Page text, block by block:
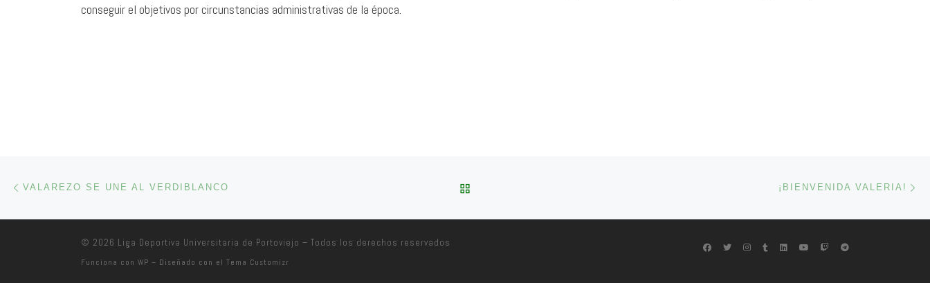
conseguir el objetivos por circunstancias administrativas de la época.
Navegación de entradas
VALAREZO SE UNE AL VERDIBLANCO ¡BIENVENIDA VALERIA!
© 2026 Liga Deportiva Universitaria de Portoviejo – Todos los derechos reservados
Funciona con WP – Diseñado con el Tema Customizr